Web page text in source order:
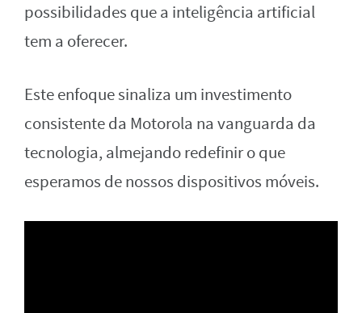
possibilidades que a inteligência artificial
tem a oferecer.
Este enfoque sinaliza um investimento
consistente da Motorola na vanguarda da
tecnologia, almejando redefinir o que
esperamos de nossos dispositivos móveis.